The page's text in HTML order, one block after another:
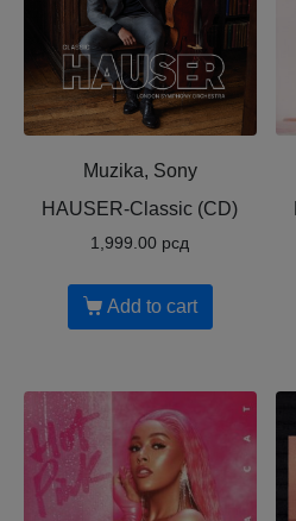
Muzika, Sony
HAUSER-Classic (CD)
1,999.00 рсд
Add to cart